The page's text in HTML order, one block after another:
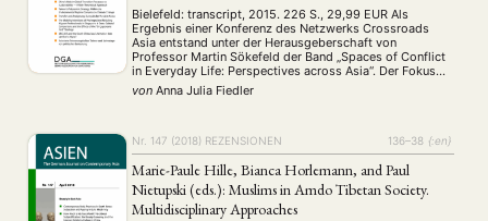
Bielefeld: transcript, 2015. 226 S., 29,99 EUR Als
Ergebnis einer Konferenz des Netzwerks Crossroads
Asia entstand unter der Herausgeberschaft von
Professor Martin Sökefeld der Band „Spaces of Conflict
in Everyday Life: Perspectives across Asia“. Der Fokus
des Sammelbandes liegt mit Beiträgen zu Kirgistan,
Afghanistan, Nord Pakistan und der Region Kashmir auf
von Anna Julia Fiedler
Nr. 147 (2018) REZENSIONEN 136–38 {:en}
Marie-Paule Hille, Bianca Horlemann, and Paul
Nietupski (eds.): Muslims in Amdo Tibetan Society.
Multidisciplinary Approaches